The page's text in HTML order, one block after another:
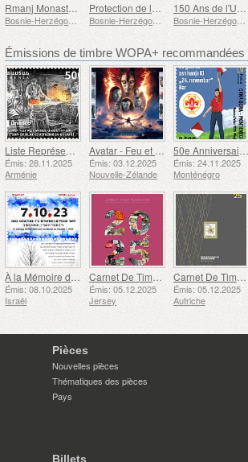
Rmanj Monastery Protection de la Nature 150 Ans de l'UPU
Bosnie-Herzégovine - République de Srpska
Émissions de timbre WOPA+ recommandées
Liste Représentative du Patrimoine Culturel Immatériel de l'humanité de l'UNESCO - Tradition de la Forge à Gyumri
Émis: 28.11.2025
Arménie
Avatar - Feu et Cendres
Émis: 03.12.2025
Nouvelle-Zélande
50e Anniversaire de la Fondation du Bar Scout du 24 Novembre
Émis: 24.11.2025
Monténégro
À la Mémoire des Morts et des Assassinés le 7 Octobre 2023
Émis: 08.10.2025
Israël
Carnet De Timbres
Émis: 05.12.2025
Jersey
Carnet De Timbres
Émis: 05.12.2025
Autriche
Pièces
Nouvelles pièces
Thématiques des pièces
Pays
Billets